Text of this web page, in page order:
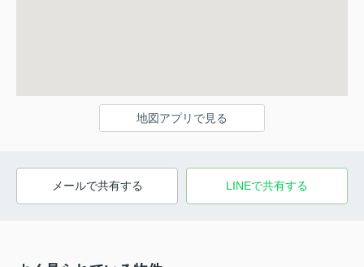
地図アプリで見る
メールで共有する LINEで共有する